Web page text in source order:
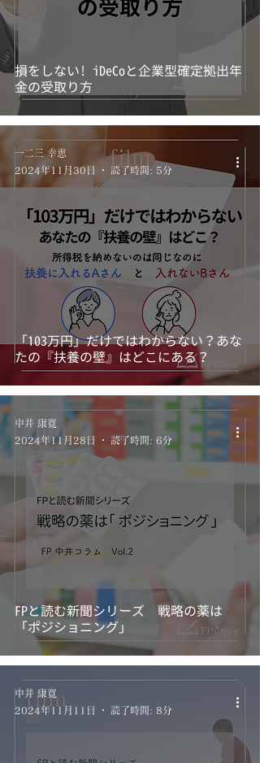
損をしない! iDeCoと企業型確定拠出年
金の受取り方
「103万円」だけではわからない？あな
たの『扶養の壁』はどこにある？
一二三 幸恵
2024年11月30日
読了時間: 5分
FPと読む新聞シリーズ 戦略の薬は
「ポジショニング」
中井 康寛
2024年11月28日
読了時間: 6分
中井 康寛
2024年11月11日
読了時間: 8分